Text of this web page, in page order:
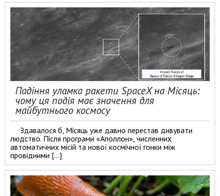
Падіння уламка ракети SpaceX на Місяць:
чому ця подія має значення для
майбутнього космосу
Здавалося б, Місяць уже давно перестав дивувати
людство. Після програми «Аполлон», численних
автоматичних місій та нової космічної гонки між
провідними […]